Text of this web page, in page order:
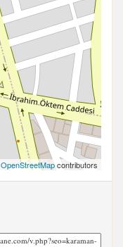
OpenStreetMapcontributors